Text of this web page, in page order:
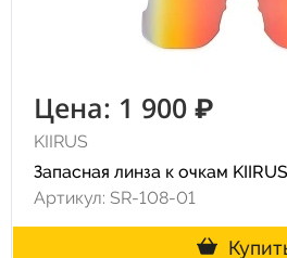
Цена: 1 900 ₽
KIIRUS
Запасная линза к очкам
Артикул: SR-108-01